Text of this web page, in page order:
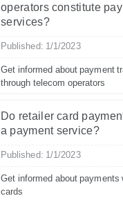
operators constitute
services?
Published: 1/1/2023
Get informed about payment
through telecom operators
Do retailer card
a payment service?
Published: 1/1/2023
Get informed about payments
cards